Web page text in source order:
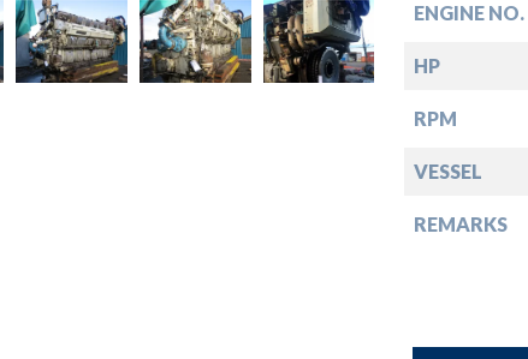
ENGINE NO.
HP
RPM
VESSEL
REMARKS